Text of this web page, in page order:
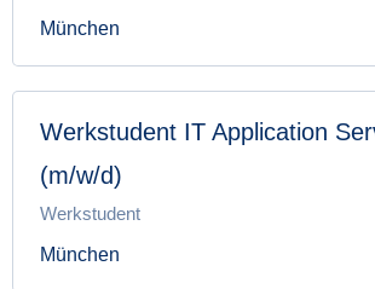
München
Werkstudent IT Application
(m/w/d)
Werkstudent
München